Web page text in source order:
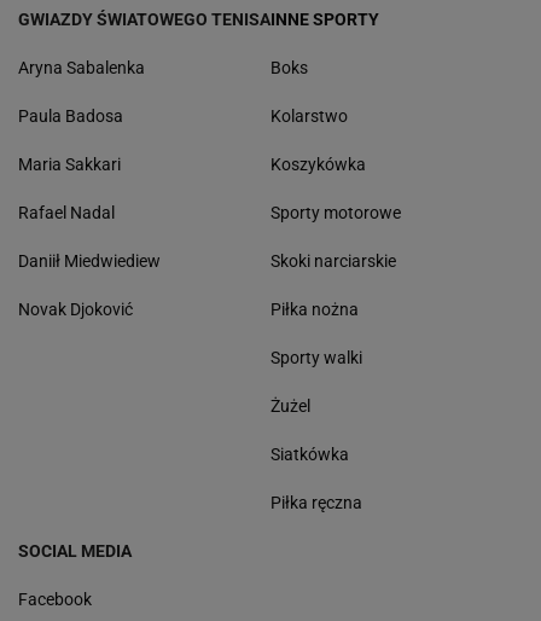
GWIAZDY ŚWIATOWEGO TENISA
Aryna Sabalenka
Paula Badosa
Maria Sakkari
Rafael Nadal
Daniił Miedwiediew
Novak Djoković
INNE SPORTY
Boks
Kolarstwo
Koszykówka
Sporty motorowe
Skoki narciarskie
Piłka nożna
Sporty walki
Żużel
Siatkówka
Piłka ręczna
SOCIAL MEDIA
Facebook